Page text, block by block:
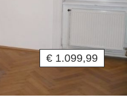
€ 1.099,99